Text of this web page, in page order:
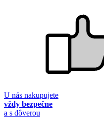
U nás nakupujete
vždy bezpečne
a s dôverou